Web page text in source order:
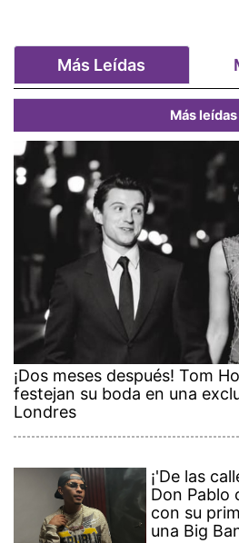
Más Leídas
Más leídas
¡Dos meses después! Tom
festejan su boda en una
Londres
¡'De las
Don Pablo
con su
una Big